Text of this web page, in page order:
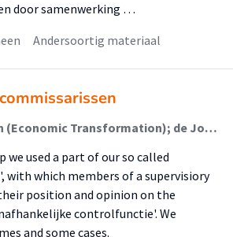
door samenwerking …
Andersoortig materiaal
de Graaf, Frank Jan (Economic Transformation); de Jong, Gert (Lectoraat Corporate Governance & Leadership)
we used a part of our so called
with which members of a supervisiory
position and opinion on the
controlfunctie'. We
and some cases.